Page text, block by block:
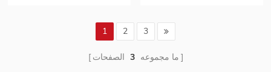
الكمبيوتر المحمول للهواتف
النوع C لأجهزة الكمبيوتر
المحمول للهواتف الذكية
1 2 3
ما مجموعه 3 الصفحات